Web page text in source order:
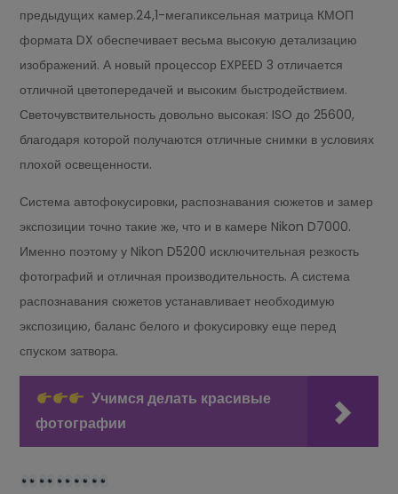
предыдущих камер.24,1-мегапиксельная матрица КМОП
формата DX обеспечивает весьма высокую детализацию
изображений. А новый процессор EXPEED 3 отличается
отличной цветопередачей и высоким быстродействием.
Светочувствительность довольно высокая: ISO до 25600,
благодаря которой получаются отличные снимки в условиях
плохой освещенности.
Система автофокусировки, распознавания сюжетов и замер
экспозиции точно такие же, что и в камере Nikon D7000.
Именно поэтому у Nikon D5200 исключительная резкость
фотографий и отличная производительность. А система
распознавания сюжетов устанавливает необходимую
экспозицию, баланс белого и фокусировку еще перед
спуском затвора.
Учимся делать красивые
фотографии